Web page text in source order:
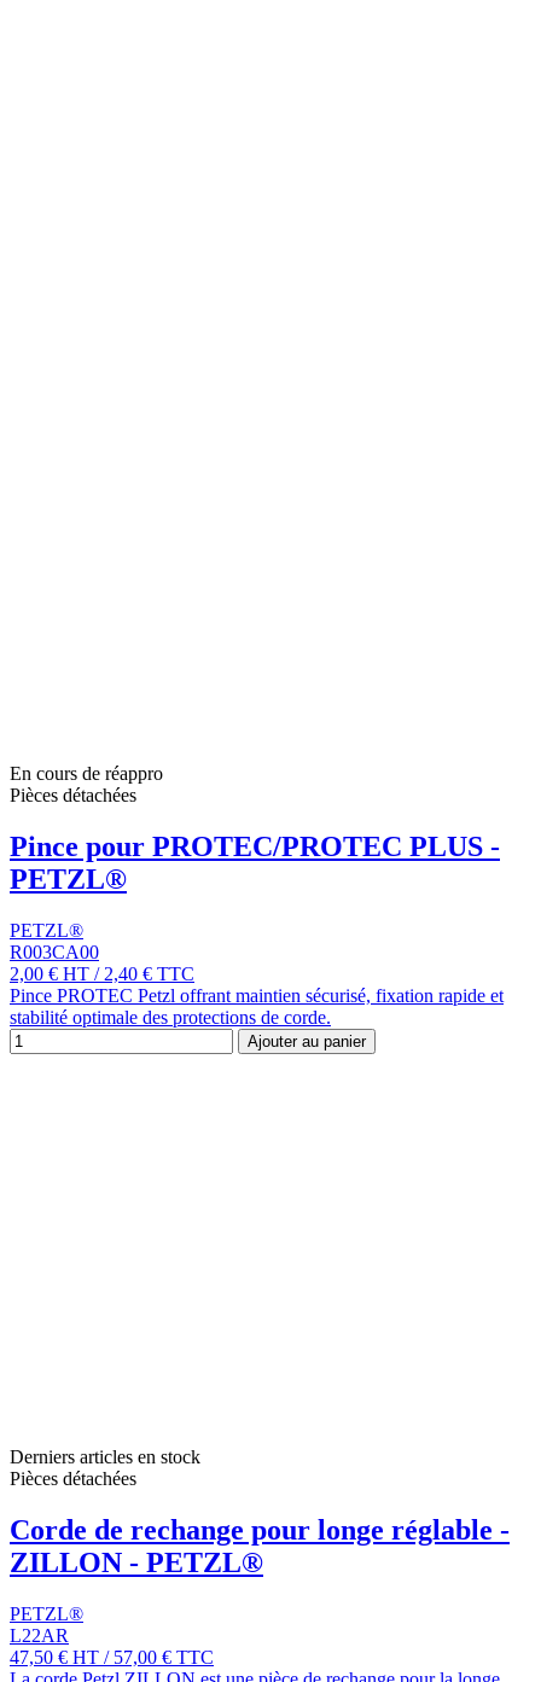
En cours de réappro
Pièces détachées
Pince pour PROTEC/PROTEC PLUS -
PETZL®
PETZL®
R003CA00
2,00 € HT / 2,40 € TTC
Pince PROTEC Petzl offrant maintien sécurisé, fixation rapide et
stabilité optimale des protections de corde.
Ajouter au panier
Derniers articles en stock
Pièces détachées
Corde de rechange pour longe réglable -
ZILLON - PETZL®
PETZL®
L22AR
47,50 € HT / 57,00 € TTC